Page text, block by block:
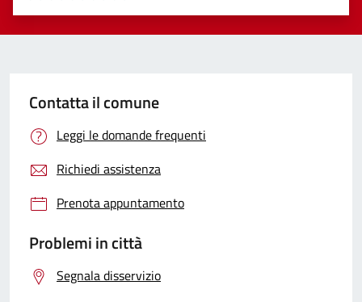
Valuta 5 stelle su 5
Valuta 4 stelle su 5
Valuta 3 stelle su 5
Valuta 2 stelle su 5
Valuta 1 stelle su 5
Contatta il comune
Leggi le domande frequenti
Richiedi assistenza
Prenota appuntamento
Problemi in città
Segnala disservizio